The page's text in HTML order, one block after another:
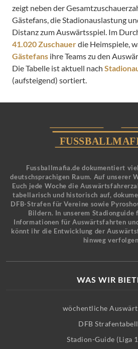
zeigt neben der
Gästefans, die Stadionauslastung
Distanz zum Auswärtsspiel. Im
41.020 Zuschauerdie Heimspiele,
Gästefans ihre Teams zu den
Die Tabelle ist aktuell nach
(aufsteigend) sortiert.
Fussballmafia.de dokumentiert
deutschsprachigen Raum. Auf unserer
Euch jede Woche die
tabellarisch und historisch auf,
DFB-Strafen für Vereine sowie
Bildern. In unserem
Informationen für Auswärtsfahrten
könnt ihr die Entwicklung der
hinweg
WAS WIR
wöchentliche
DFB
Stadion-Guide (Liga